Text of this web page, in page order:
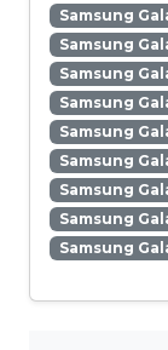
Samsung
Samsung
Samsung
Samsung
Samsung
Samsung
Samsung
Samsung
Samsung